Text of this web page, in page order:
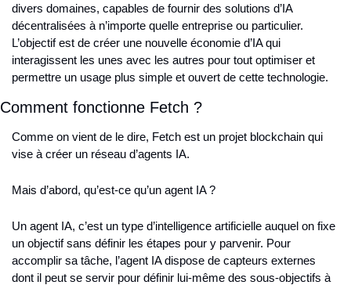
divers domaines, capables de fournir des solutions d’IA
décentralisées à n’importe quelle entreprise ou particulier.
L’objectif est de créer une nouvelle économie d’IA qui
interagissent les unes avec les autres pour tout optimiser et
permettre un usage plus simple et ouvert de cette technologie.
Comment fonctionne Fetch ?
Comme on vient de le dire, Fetch est un projet blockchain qui
vise à créer un réseau d’agents IA.
Mais d’abord, qu’est-ce qu’un agent IA ?
Un agent IA, c’est un type d’intelligence artificielle auquel on fixe
un objectif sans définir les étapes pour y parvenir. Pour
accomplir sa tâche, l’agent IA dispose de capteurs externes
dont il peut se servir pour définir lui-même des sous-objectifs à